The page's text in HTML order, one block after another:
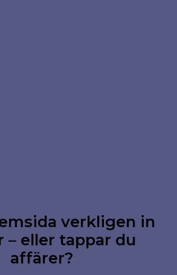
verkligen in
– eller tappar du
affärer?